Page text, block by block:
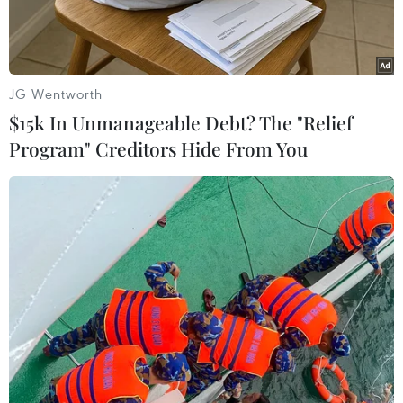
Một điểm bán xăng của Petrolimex. (Ảnh: Đức Duy/Vietnam+)
Giá xăng trong nước được giữ ổn định trong kỳ
JG Wentworth
$15k In Unmanageable Debt? The "Relief
Program" Creditors Hide From You